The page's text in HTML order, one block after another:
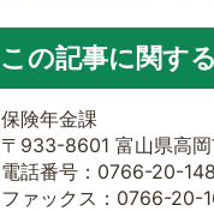
この記事に関す
保険年金課
〒933-8601 富山県高
電話番号：0766-20-
ファックス：0766-20-